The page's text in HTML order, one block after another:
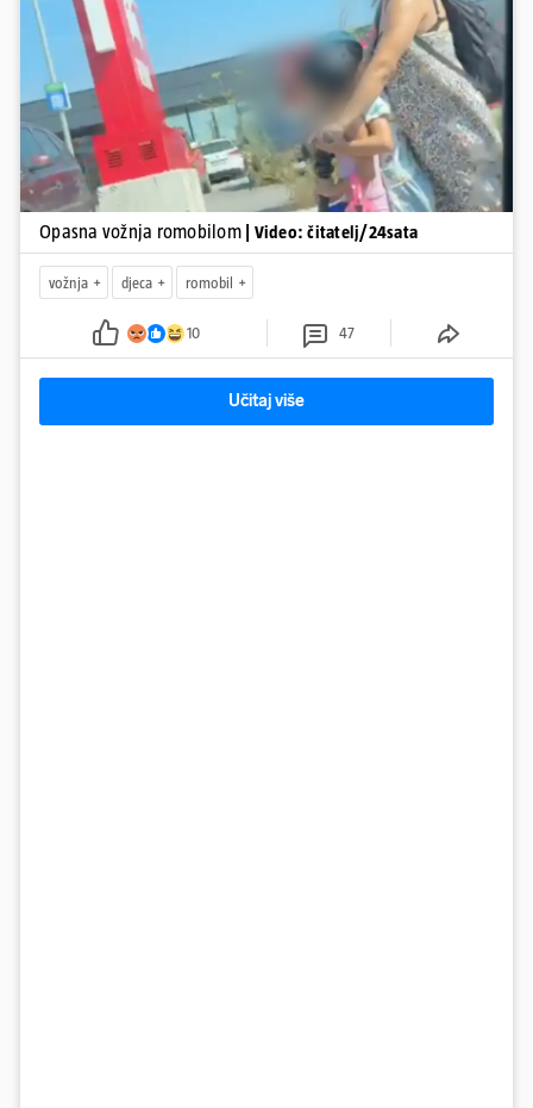
Pokretanje videa...
Opasna vožnja romobilom | Video: čitatelj/24sata
vožnja djeca romobil
10 47
Učitaj više